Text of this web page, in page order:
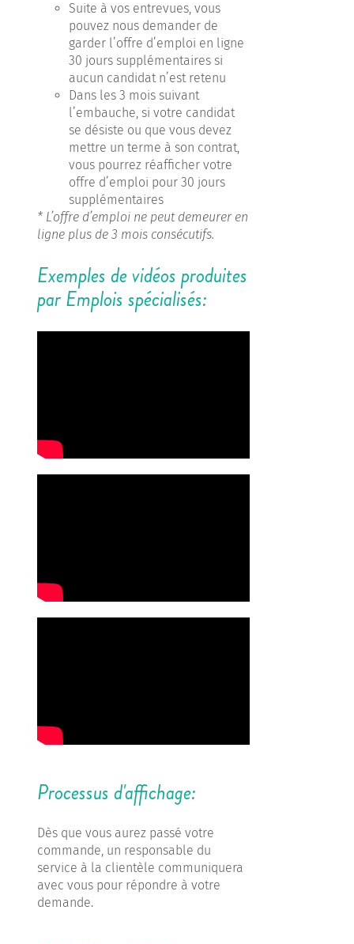
Suite à vos entrevues, vous
pouvez nous demander de
garder l’offre d’emploi en ligne
30 jours supplémentaires si
aucun candidat n’est retenu
Dans les 3 mois suivant
l’embauche, si votre candidat
se désiste ou que vous devez
mettre un terme à son contrat,
vous pourrez réafficher votre
offre d’emploi pour 30 jours
supplémentaires
* L’offre d’emploi ne peut demeurer en
ligne plus de 3 mois consécutifs.
Exemples de vidéos produites
par Emplois spécialisés:
Processus d'affichage:
Dès que vous aurez passé votre
commande, un responsable du
service à la clientèle communiquera
avec vous pour répondre à votre
demande.